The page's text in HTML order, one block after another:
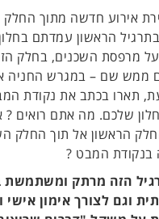
אירוע חדשה מתוך
הראשון עמדתם
מרפסת השכנים, בחלק
ממש שם – במגרש החניה
תארו בכתב את נקודת
שלכם. מה אתם רואים ?
הראשון אל תוך החלק
בנקודת המבט ?
הזה מרתק ומשתמשת
וגם לצורך אימון אישי